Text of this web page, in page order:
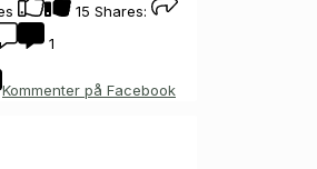
15 Shares:
1
Kommenter på Facebook